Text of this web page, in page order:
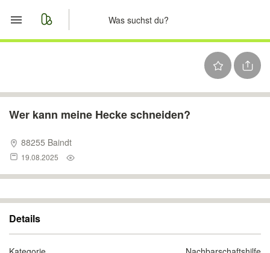
Nachrichten
Anzeige aufgeben
Wer kann meine Hecke schneiden?
88255 Baindt
19.08.2025
Details